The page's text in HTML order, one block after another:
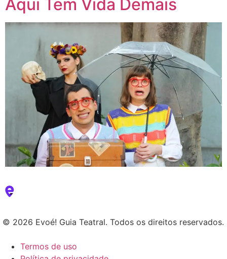
Aqui Tem Vida Demais
© 2026 Evoé! Guia Teatral. Todos os direitos reservados.
Termos de uso